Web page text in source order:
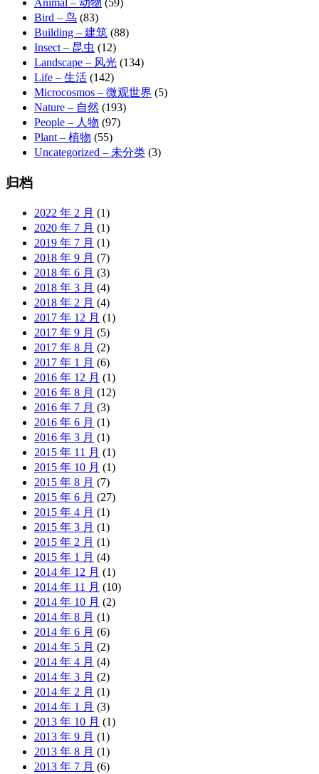
Animal – 动物 (59)
Bird – 鸟 (83)
Building – 建筑 (88)
Insect – 昆虫 (12)
Landscape – 风光 (134)
Life – 生活 (142)
Microcosmos – 微观世界 (5)
Nature – 自然 (193)
People – 人物 (97)
Plant – 植物 (55)
Uncategorized – 未分类 (3)
归档
2022 年 2 月 (1)
2020 年 7 月 (1)
2019 年 7 月 (1)
2018 年 9 月 (7)
2018 年 6 月 (3)
2018 年 3 月 (4)
2018 年 2 月 (4)
2017 年 12 月 (1)
2017 年 9 月 (5)
2017 年 8 月 (2)
2017 年 1 月 (6)
2016 年 12 月 (1)
2016 年 8 月 (12)
2016 年 7 月 (3)
2016 年 6 月 (1)
2016 年 3 月 (1)
2015 年 11 月 (1)
2015 年 10 月 (1)
2015 年 8 月 (7)
2015 年 6 月 (27)
2015 年 4 月 (1)
2015 年 3 月 (1)
2015 年 2 月 (1)
2015 年 1 月 (4)
2014 年 12 月 (1)
2014 年 11 月 (10)
2014 年 10 月 (2)
2014 年 8 月 (1)
2014 年 6 月 (6)
2014 年 5 月 (2)
2014 年 4 月 (4)
2014 年 3 月 (2)
2014 年 2 月 (1)
2014 年 1 月 (3)
2013 年 10 月 (1)
2013 年 9 月 (1)
2013 年 8 月 (1)
2013 年 7 月 (6)